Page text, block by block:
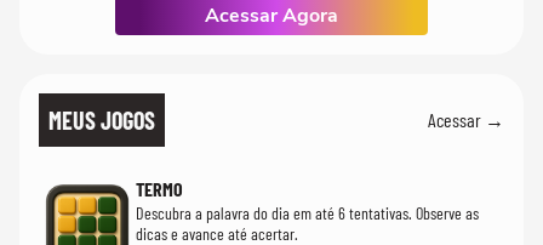
Acessar Agora
MEUS JOGOS Acessar →
TERMO
Descubra a palavra do dia em até 6 tentativas. Observe as
dicas e avance até acertar.